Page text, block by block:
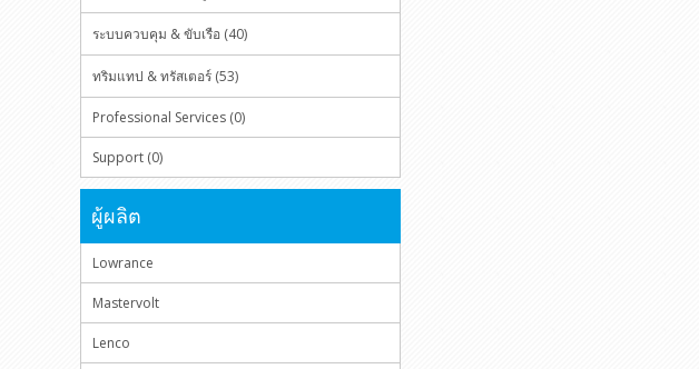
ระบบควบคุม & ขับเรือ (40)
ทริมแทป & ทรัสเตอร์ (53)
Professional Services (0)
Support (0)
ผู้ผลิต
Lowrance
Mastervolt
Lenco